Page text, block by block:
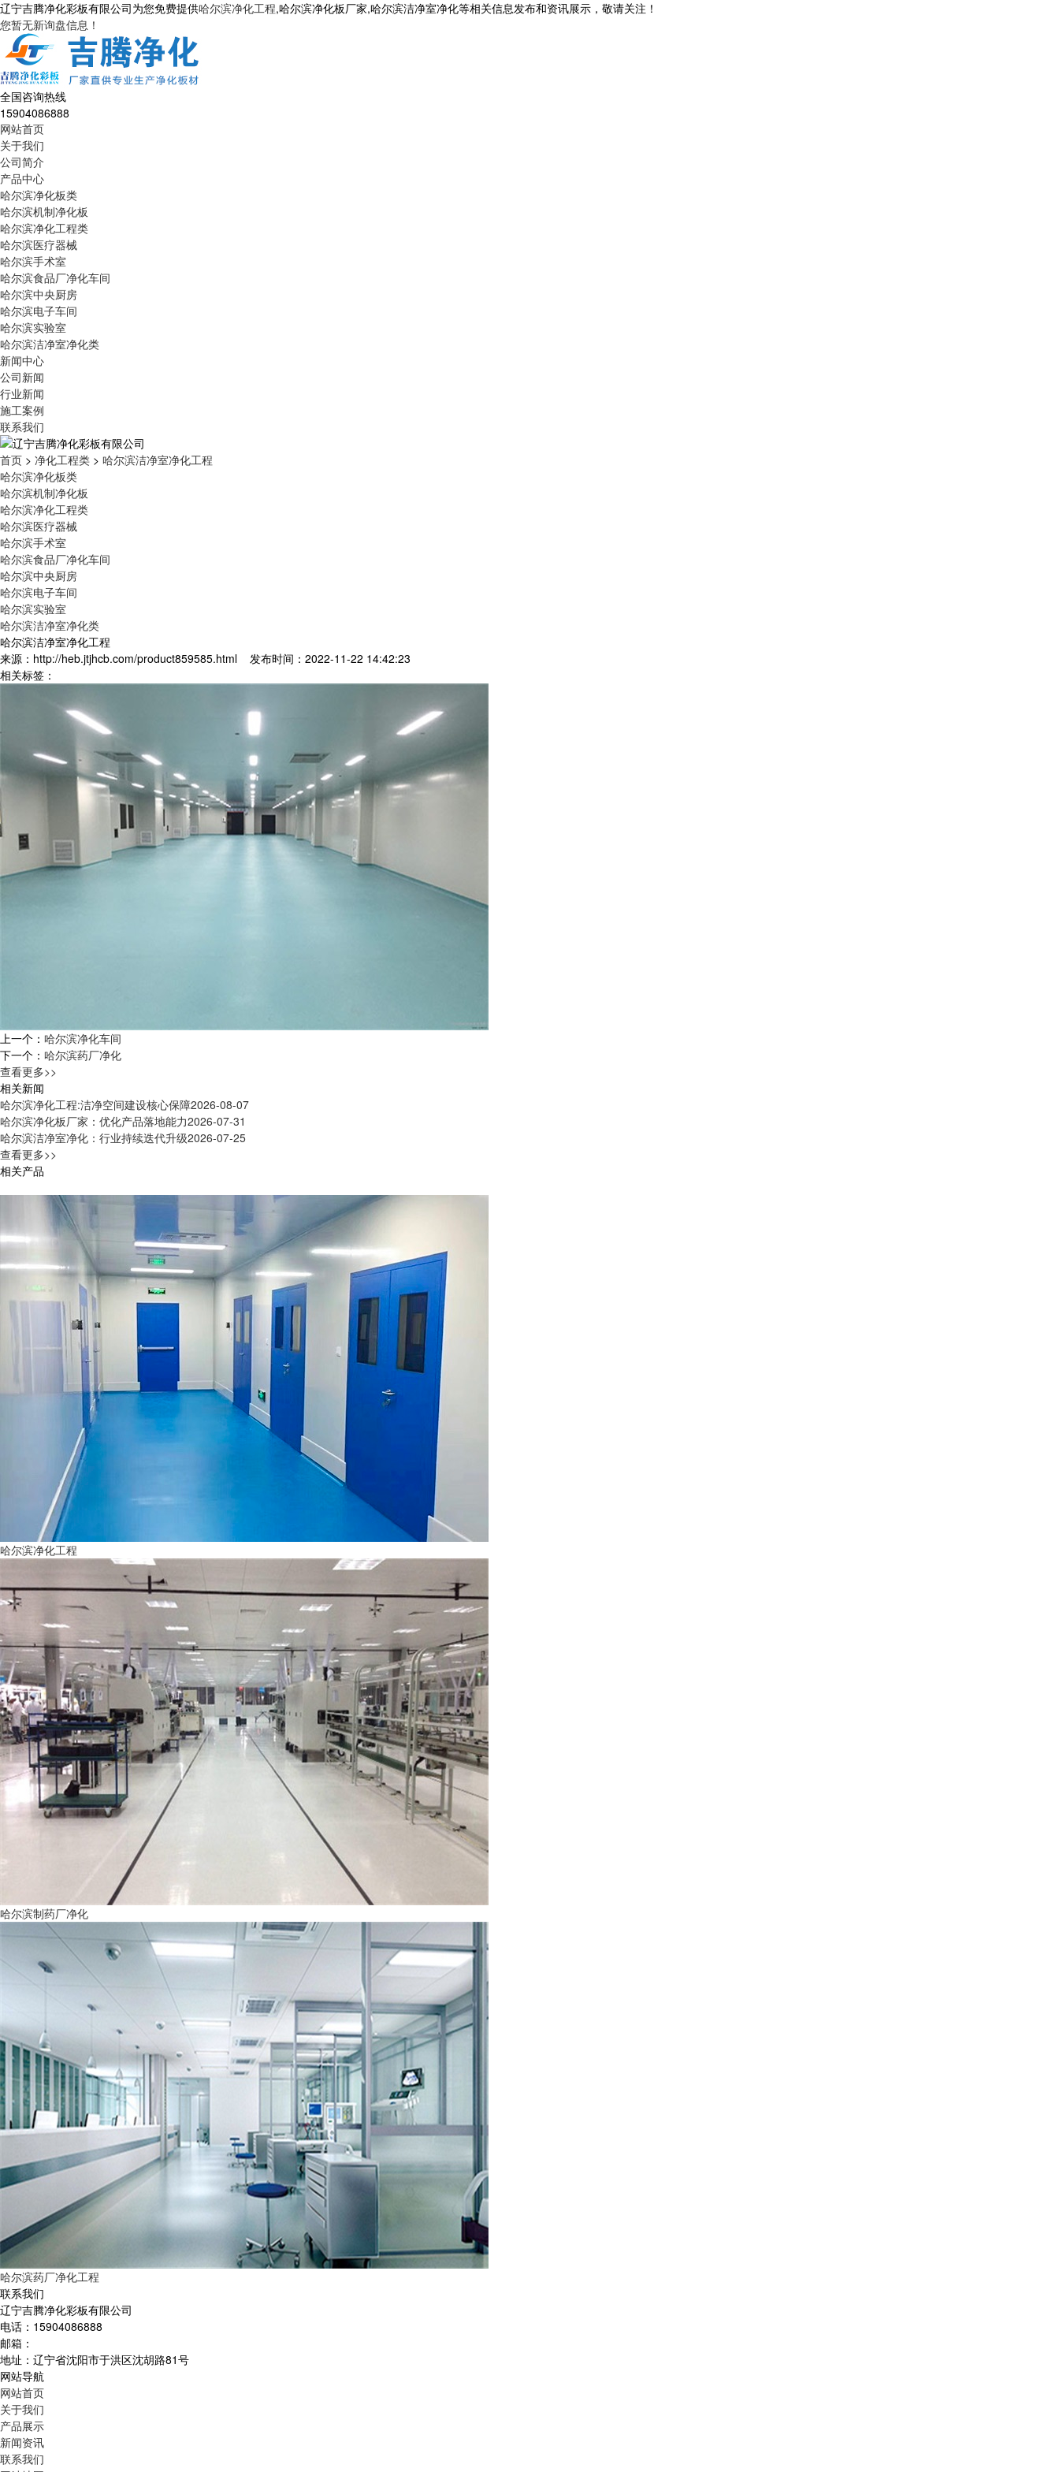
辽宁吉腾净化彩板有限公司为您免费提供哈尔滨净化工程,哈尔滨净化板厂家,哈尔滨洁净室净化等相关信息发布和资讯展示，敬请关注！
您暂无新询盘信息！
全国咨询热线
15904086888
网站首页
关于我们
公司简介
产品中心
哈尔滨净化板类
哈尔滨机制净化板
哈尔滨净化工程类
哈尔滨医疗器械
哈尔滨手术室
哈尔滨食品厂净化车间
哈尔滨中央厨房
哈尔滨电子车间
哈尔滨实验室
哈尔滨洁净室净化类
新闻中心
公司新闻
行业新闻
施工案例
联系我们
首页 > 净化工程类 > 哈尔滨洁净室净化工程
哈尔滨净化板类
哈尔滨机制净化板
哈尔滨净化工程类
哈尔滨医疗器械
哈尔滨手术室
哈尔滨食品厂净化车间
哈尔滨中央厨房
哈尔滨电子车间
哈尔滨实验室
哈尔滨洁净室净化类
哈尔滨洁净室净化工程
来源：http://heb.jtjhcb.com/product859585.html 发布时间：2022-11-22 14:42:23
相关标签：
上一个： 哈尔滨净化车间
下一个： 哈尔滨药厂净化
查看更多>>
相关新闻
哈尔滨净化工程:洁净空间建设核心保障2026-08-07
哈尔滨净化板厂家：优化产品落地能力2026-07-31
哈尔滨洁净室净化：行业持续迭代升级2026-07-25
查看更多>>
相关产品
哈尔滨净化工程
哈尔滨制药厂净化
哈尔滨药厂净化工程
联系我们
辽宁吉腾净化彩板有限公司
电话：15904086888
邮箱：
地址：辽宁省沈阳市于洪区沈胡路81号
网站导航
网站首页
关于我们
产品展示
新闻资讯
联系我们